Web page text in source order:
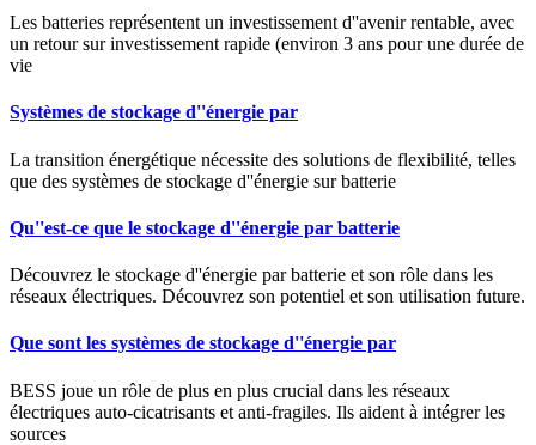
Les batteries représentent un investissement d''avenir rentable, avec
un retour sur investissement rapide (environ 3 ans pour une durée de
vie
Systèmes de stockage d''énergie par
La transition énergétique nécessite des solutions de flexibilité, telles
que des systèmes de stockage d''énergie sur batterie
Qu''est-ce que le stockage d''énergie par batterie
Découvrez le stockage d''énergie par batterie et son rôle dans les
réseaux électriques. Découvrez son potentiel et son utilisation future.
Que sont les systèmes de stockage d''énergie par
BESS joue un rôle de plus en plus crucial dans les réseaux
électriques auto-cicatrisants et anti-fragiles. Ils aident à intégrer les
sources